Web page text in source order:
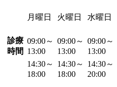
月曜日 火曜日 水曜日
診療
時間
09:00～
13:00
09:00～
13:00
09:00～
13:00
14:30～
18:00
14:30～
18:00
14:30～
20:00